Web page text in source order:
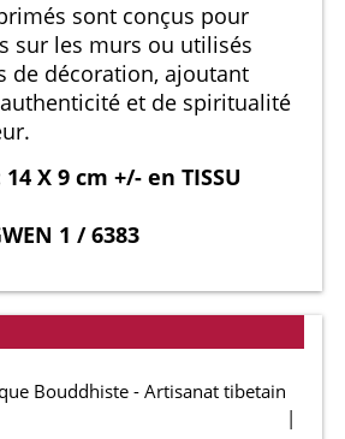
sont conçus pour
sur les murs ou utilisés
de décoration, ajoutant
et de spiritualité
X 9 cm +/- en TISSU
1 / 6383
Bouddhiste - Artisanat tibetain